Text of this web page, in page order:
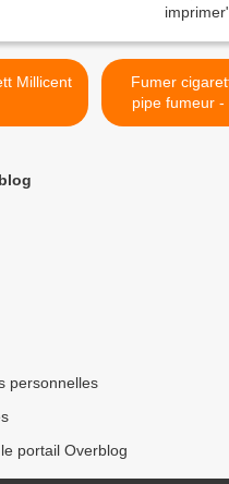
Millicent
Fumer
pipe fumeur -
Raucher
personnelles
portail Overblog